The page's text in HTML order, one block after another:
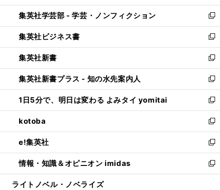
開
く
ウ
で
開
く
ン
ド
ウ
で
開
く
ウ
ィ
ン
ド
ウ
で
開
く
集英社学芸部 - 学芸・ノンフィクション
新
し
い
ウ
ィ
ン
ド
ウ
で
開
く
集英社ビジネス書
新
し
い
ウ
ィ
ン
ド
ウ
で
開
く
集英社新書
新
し
い
ウ
ィ
ン
ド
ウ
で
開
く
集英社新書プラス - 知の水先案内人
新
し
い
ウ
ィ
ン
ド
ウ
で
開
1日5分で、明日は変わる よみタイ yomitai
新
し
い
ウ
ィ
ン
ド
ウ
kotoba
新
し
い
ウ
ィ
ン
e!集英社
新
し
い
ウ
情報・知識＆オピニオン imidas
新
し
ライトノベル・ノベライズ